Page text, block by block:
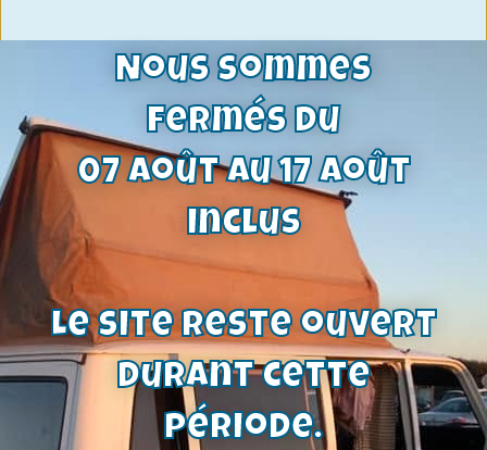
Alternateur 55A ou 70A | OHC Pinto,
V6 Essex , CVH | voir affectations
146,00€
Voir le produit
Nous sommes
fermés du
07 août au 17 août
inclus
Le site reste ouvert
durant cette
période.